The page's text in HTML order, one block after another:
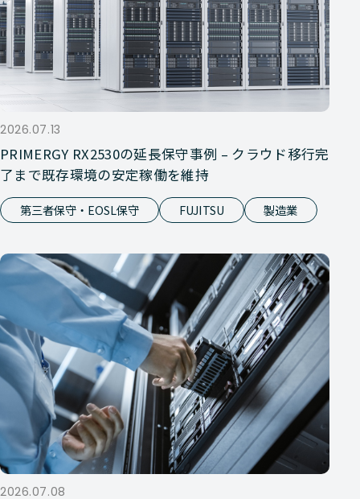
2026.07.13
PRIMERGY RX2530の延長保守事例 – クラウド移行完
了まで既存環境の安定稼働を維持
第三者保守・EOSL保守 FUJITSU 製造業
2026.07.08